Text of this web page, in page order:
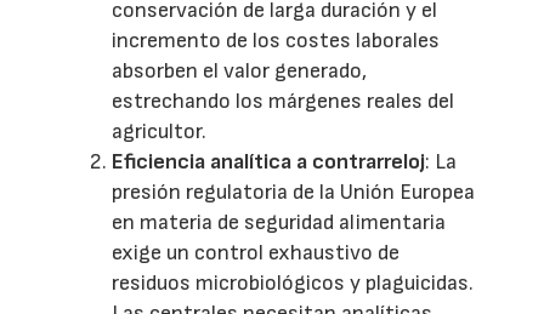
conservación de larga duración y el
incremento de los costes laborales
absorben el valor generado,
estrechando los márgenes reales del
agricultor.
Eficiencia analítica a contrarreloj: La
presión regulatoria de la Unión Europea
en materia de seguridad alimentaria
exige un control exhaustivo de
residuos microbiológicos y plaguicidas.